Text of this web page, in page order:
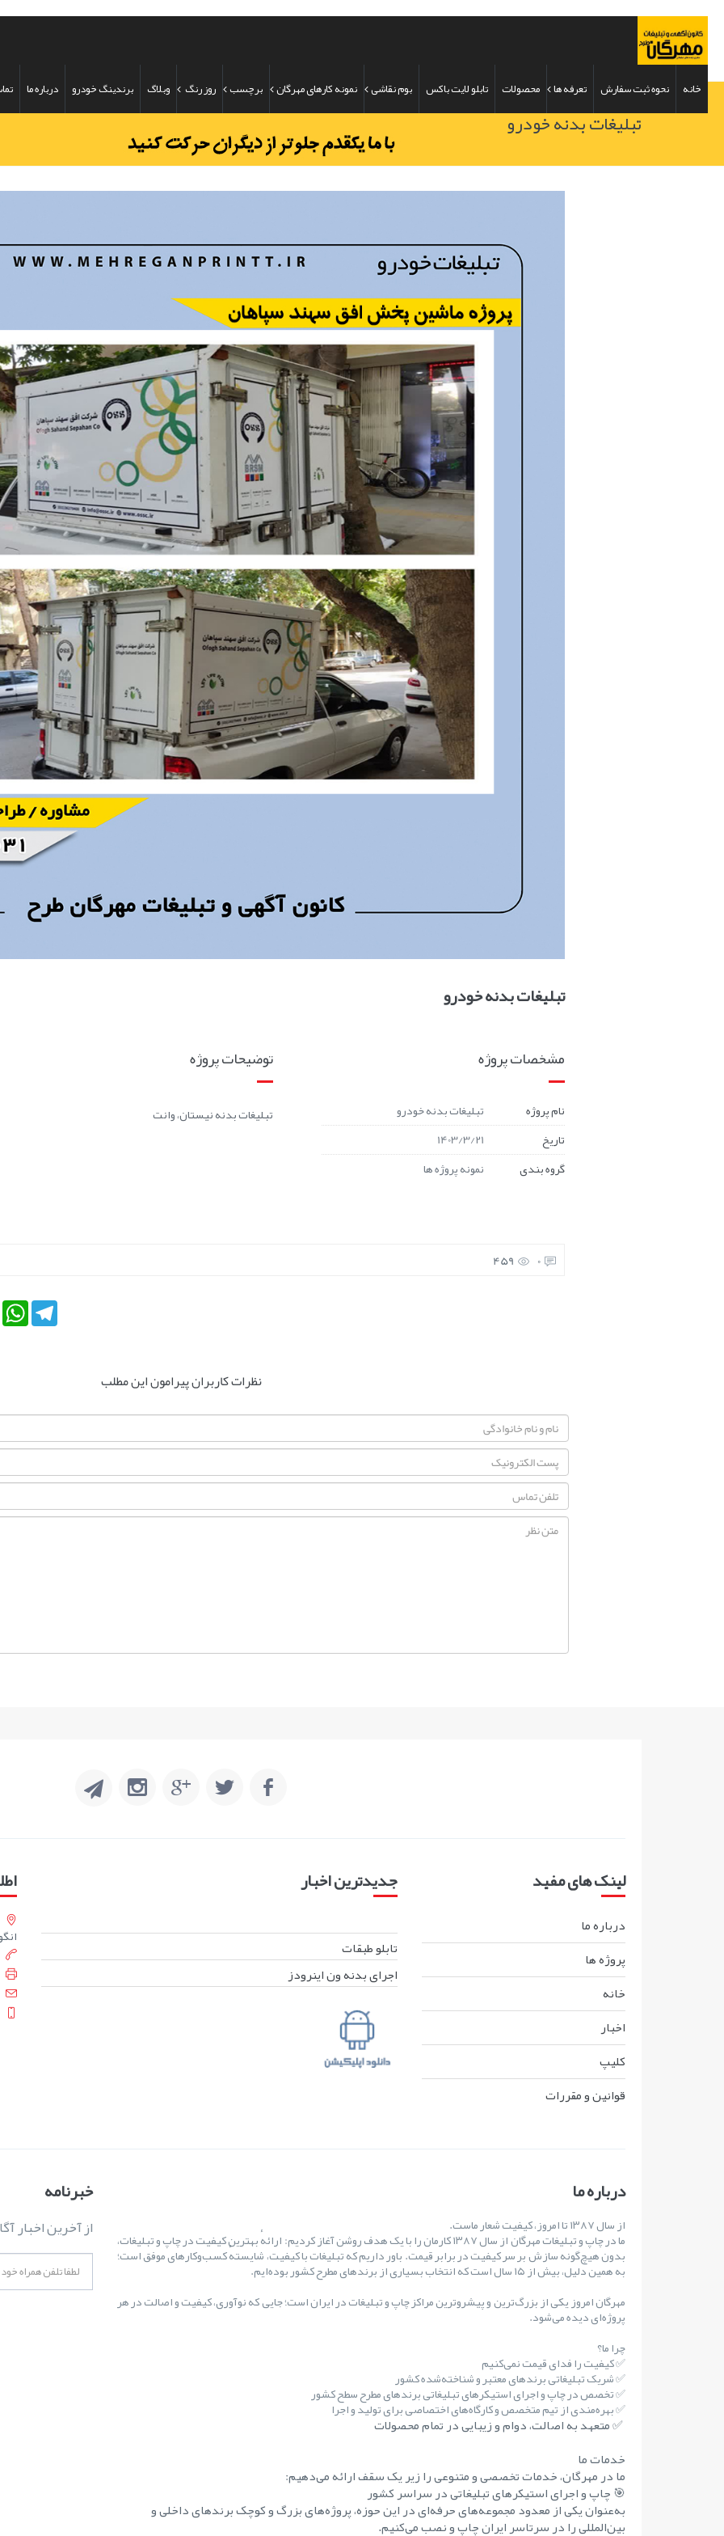
خانه نحوه ثبت سفارش تعرفه ها محصولات تابلو لایت باکس بوم نقاشی نمونه کارهای مهرگان برچسب روز رنگ وبلاگ برندینگ خودرو درباره ما
تبلیغات بدنه خودرو
تبلیغات بدنه خودرو
توضیحات پروژه
تبلیغات بدنه نیستان، وانت
مشخصات پروژه
نام پروژه
تبلیغات بدنه خودرو
تاریخ
1403/3/21
گروه بندی
نمونه پروژه ها
0
459
Telegram
نظرات کاربران پیرامون این مطلب
لینک های مفید
درباره ما
پروژه ها
خانه
اخبار
کليپ
قوانين و مقررات
جدیدترین اخبار
تابلو طبقات
اجرای بدنه ون اینرودز
درباره ما
از سال ۱۳۸۷ تا امروز، کیفیت شعار ماست.
ما در چاپ و تبلیغات مهرگان از سال ۱۳۸۷ کارمان را با یک هدف روشن آغاز کردیم: ارائهٔ بهترین کیفیت در چاپ و تبلیغات،
بدون هیچ‌گونه سازش بر سر کیفیت در برابر قیمت. باور داریم که تبلیغات با کیفیت، شایستهٔ کسب‌وکارهای موفق است؛
به همین دلیل، بیش از ۱۵ سال است که انتخاب بسیاری از برندهای مطرح کشور بوده‌ایم.
مهرگان امروز یکی از بزرگ‌ترین و پیشروترین مراکز چاپ و تبلیغات در ایران است؛ جایی که نوآوری، کیفیت و اصالت در هر
پروژه‌ای دیده می‌شود.
چرا ما؟
✅ کیفیت را فدای قیمت نمی‌کنیم
✅ شریک تبلیغاتی برندهای معتبر و شناخته‌شده کشور
✅ تخصص در چاپ و اجرای استیکرهای تبلیغاتی برندهای مطرح سطح کشور
✅ بهره‌مندی از تیم متخصص و کارگاه‌های اختصاصی برای تولید و اجرا
✅ متعهد به اصالت، دوام و زیبایی در تمام محصولات
خدمات ما
ما در مهرگان، خدمات تخصصی و متنوعی را زیر یک سقف ارائه می‌دهیم:
🎯 چاپ و اجرای استیکرهای تبلیغاتی در سراسر کشور
به‌عنوان یکی از معدود مجموعه‌های حرفه‌ای در این حوزه، پروژه‌های بزرگ و کوچک برندهای داخلی و
بین‌المللی را در سرتاسر ایران چاپ و نصب می‌کنیم.
خبرنامه
از آخرین اخبار